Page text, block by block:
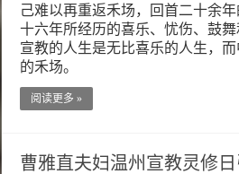
己难以再重返禾场，回首二十余
十六年所经历的喜乐、忧伤、鼓
宣教的人生是无比喜乐的人生，
的禾场。
阅读更多 »
曹雅直夫妇温州宣教灵修日